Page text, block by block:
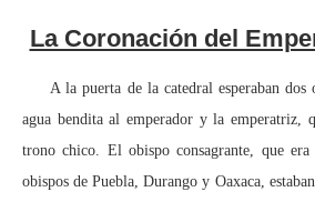
La Coronación del
A la puerta de la catedral esperaban dos
agua bendita al emperador y la emperatriz,
trono chico. El obispo consagrante, que
obispos de Puebla, Durango y Oaxaca,